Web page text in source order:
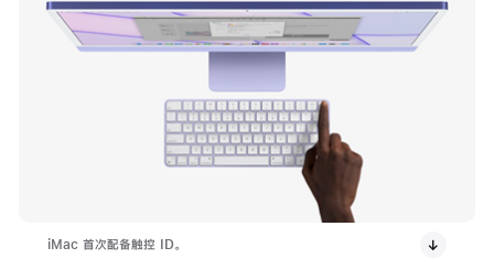
iMac 首次配备触控 ID。